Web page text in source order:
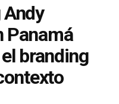
Andy
Panamá
branding